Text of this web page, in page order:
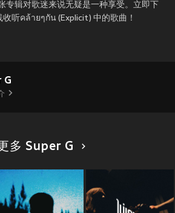
专辑对歌迷来说无疑是一种享受。立即下
听คล้ายๆกัน (Explicit) 中的歌曲！
G
多 Super G